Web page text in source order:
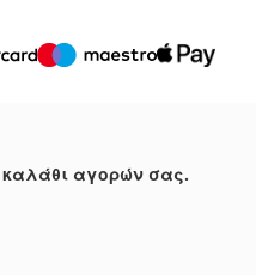
καλάθι αγορών σας.